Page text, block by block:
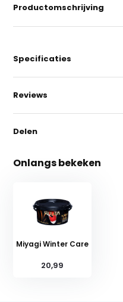
Productomschrijving
Specificaties
Reviews
Delen
Onlangs bekeken
Miyagi Winter Care
20,99